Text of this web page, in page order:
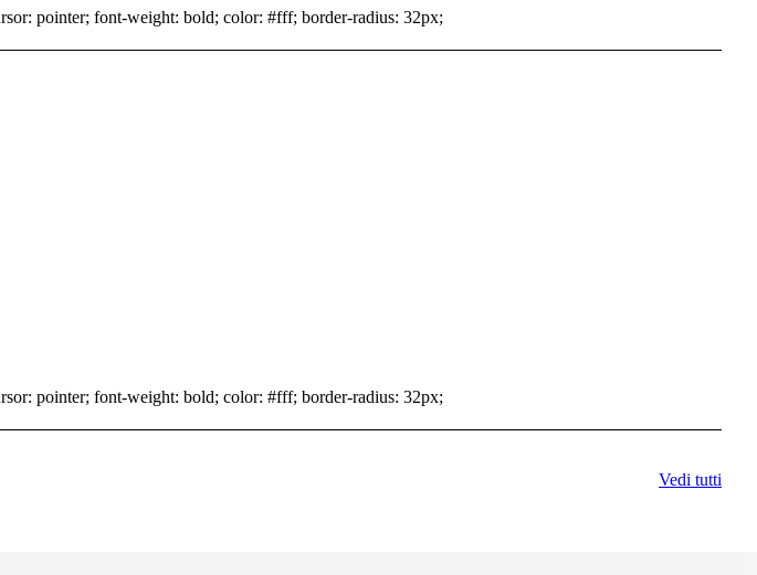
pointer; font-weight: bold; color: #fff; border-radius: 32px;
pointer; font-weight: bold; color: #fff; border-radius: 32px;
Vedi tutti